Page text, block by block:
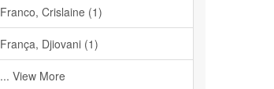
Franco, Crislaine (1)
França, Djiovani (1)
... View More